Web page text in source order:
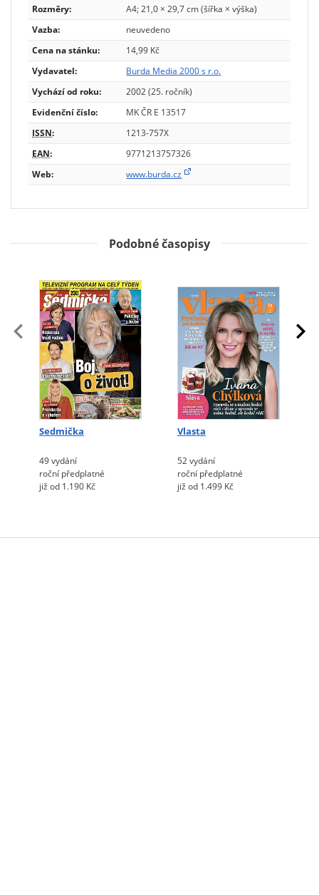
Rozměry:
A4; 21,0 × 29,7 cm (šířka × výška)
Vazba:
neuvedeno
Cena na stánku:
14,99 Kč
Vydavatel:
Burda Media 2000 s r.o.
Vychází od roku:
2002 (25. ročník)
Evidenční číslo:
MK ČR E 13517
ISSN:
1213-757X
EAN:
9771213757326
Web:
www.burda.cz
Podobné časopisy
Sedmička
49 vydání
roční předplatné
již od 1.190 Kč
Vlasta
52 vydání
roční předplatné
již od 1.499 Kč